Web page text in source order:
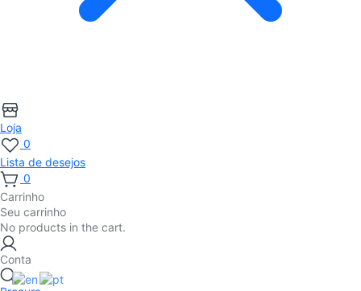
Loja
0
Lista de desejos
0
Carrinho
Seu carrinho
No products in the cart.
Conta